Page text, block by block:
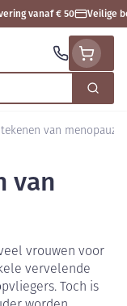
vanaf € 50 Veilige
Zoek
van menopauze?
van
vrouwen voor
vervelende
Toch is